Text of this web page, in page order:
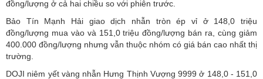
đồng/lượng ở cả hai chiều so với phiên trước.
Bảo Tín Mạnh Hải giao dịch nhẫn tròn ép vỉ ở 148,0 triệu
đồng/lượng mua vào và 151,0 triệu đồng/lượng bán ra, cùng giảm
400.000 đồng/lượng nhưng vẫn thuộc nhóm có giá bán cao nhất thị
trường.
DOJI niêm yết vàng nhẫn Hưng Thịnh Vượng 9999 ở 148,0 - 151,0